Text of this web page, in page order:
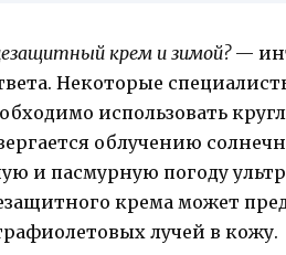
крем и зимой?—
Некоторые
использовать
облучению
и пасмурную погоду
крема может
лучей в кожу.